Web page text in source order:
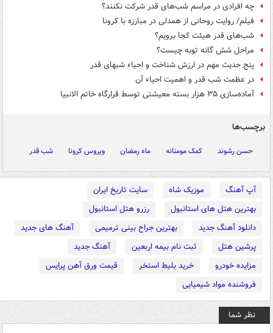
چه افرادی در مراسم شب‌های قدر شرکت نکنند؟
فیلم/ روایت روحانی از همدلی در مبارزه با کرونا
شب‌های قدر هیئت کجا برویم؟
مراحل شش گانه توبه چیست؟
پنج حدیث مهم در ارزش شناخت و احیاء شبهای قدر
در عظمت شب قدر و اهمیت احیاء آن
آماده‌سازی ۳۵ هزار بسته معیشتی توسط قرارگاه خاتم الانبیا
برچسب‌ها
حسن رشوند کمک مومنانه ماه رمضان ویروس کرونا شب قدر
آپ آهنگ موزیک شاه
سایت تاریخ ایران
بهترین هتل های استانبول
رزرو هتل استانبول
دانلود آهنگ جدید
بهترین جراح بینی ترمیمی
آهنگ های جدید
پرشین هتل
ثبت نام بیمه اربعین
آهنگ جدید
مزایده خودرو
خرید بلیط استخر
قیمت ورق آهن پرایس
فروشنده مواد شیمیایی
نظر شما